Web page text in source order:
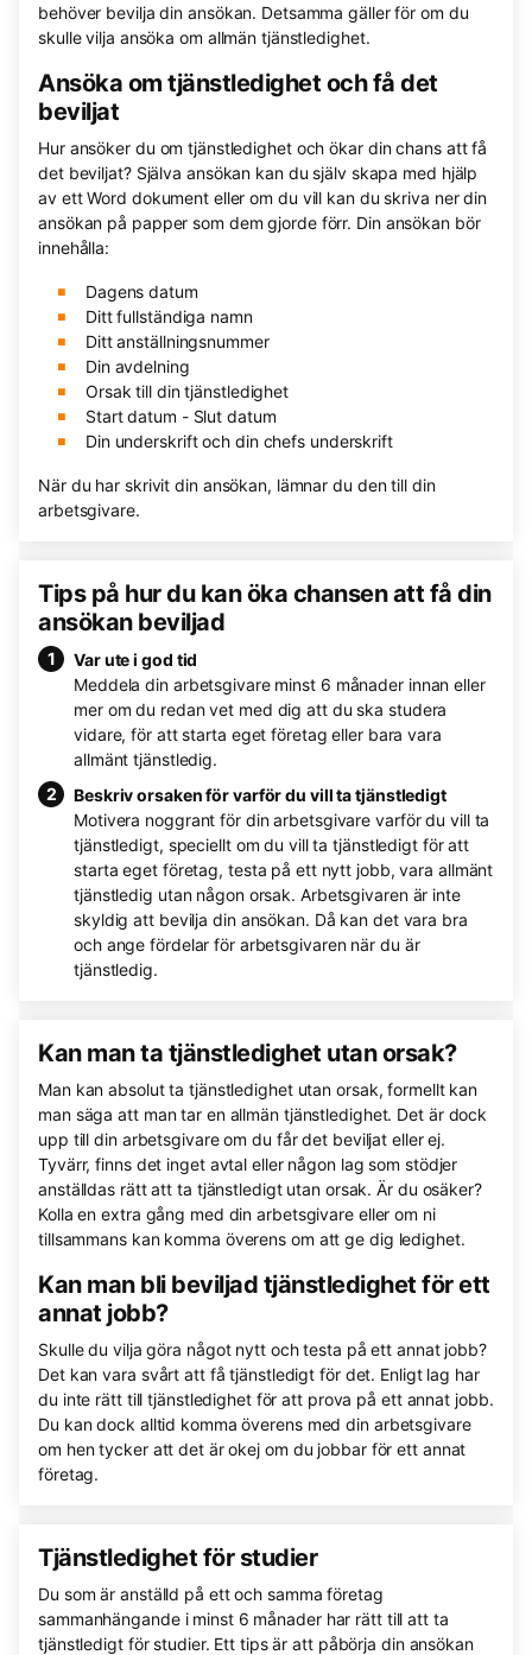
behöver bevilja din ansökan. Detsamma gäller för om du
skulle vilja ansöka om allmän tjänstledighet.
Ansöka om tjänstledighet och få det
beviljat
Hur ansöker du om tjänstledighet och ökar din chans att få
det beviljat? Själva ansökan kan du själv skapa med hjälp
av ett Word dokument eller om du vill kan du skriva ner din
ansökan på papper som dem gjorde förr. Din ansökan bör
innehålla:
Dagens datum
Ditt fullständiga namn
Ditt anställningsnummer
Din avdelning
Orsak till din tjänstledighet
Start datum - Slut datum
Din underskrift och din chefs underskrift
När du har skrivit din ansökan, lämnar du den till din
arbetsgivare.
Tips på hur du kan öka chansen att få din
ansökan beviljad
Var ute i god tid
Meddela din arbetsgivare minst 6 månader innan eller
mer om du redan vet med dig att du ska studera
vidare, för att starta eget företag eller bara vara
allmänt tjänstledig.
Beskriv orsaken för varför du vill ta tjänstledigt
Motivera noggrant för din arbetsgivare varför du vill ta
tjänstledigt, speciellt om du vill ta tjänstledigt för att
starta eget företag, testa på ett nytt jobb, vara allmänt
tjänstledig utan någon orsak. Arbetsgivaren är inte
skyldig att bevilja din ansökan. Då kan det vara bra
och ange fördelar för arbetsgivaren när du är
tjänstledig.
Kan man ta tjänstledighet utan orsak?
Man kan absolut ta tjänstledighet utan orsak, formellt kan
man säga att man tar en allmän tjänstledighet. Det är dock
upp till din arbetsgivare om du får det beviljat eller ej.
Tyvärr, finns det inget avtal eller någon lag som stödjer
anställdas rätt att ta tjänstledigt utan orsak. Är du osäker?
Kolla en extra gång med din arbetsgivare eller om ni
tillsammans kan komma överens om att ge dig ledighet.
Kan man bli beviljad tjänstledighet för ett
annat jobb?
Skulle du vilja göra något nytt och testa på ett annat jobb?
Det kan vara svårt att få tjänstledigt för det. Enligt lag har
du inte rätt till tjänstledighet för att prova på ett annat jobb.
Du kan dock alltid komma överens med din arbetsgivare
om hen tycker att det är okej om du jobbar för ett annat
företag.
Tjänstledighet för studier
Du som är anställd på ett och samma företag
sammanhängande i minst 6 månader har rätt till att ta
tjänstledigt för studier. Ett tips är att påbörja din ansökan